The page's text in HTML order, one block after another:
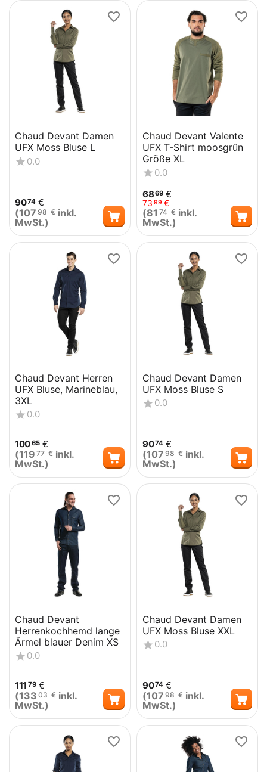
Chaud Devant Damen
UFX Moss Bluse L
0.0
9074 €
(107 98 € inkl.
MwSt.)
Chaud Devant Valente
UFX T-Shirt moosgrün
Größe XL
0.0
6869 €
7399 €
(81 74 € inkl.
MwSt.)
Chaud Devant Herren
UFX Bluse, Marineblau,
3XL
0.0
10065 €
(119 77 € inkl.
MwSt.)
Chaud Devant Damen
UFX Moss Bluse S
0.0
9074 €
(107 98 € inkl.
MwSt.)
Chaud Devant
Herrenkochhemd lange
Ärmel blauer Denim XS
0.0
111 79 €
(133 03 € inkl.
MwSt.)
Chaud Devant Damen
UFX Moss Bluse XXL
0.0
9074 €
(107 98 € inkl.
MwSt.)